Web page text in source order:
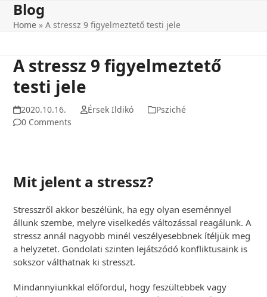
SkipBlog
Home »A stressz 9 figyelmeztető testi jele
A stressz 9 figyelmeztető
testi jele
2020.10.16. Érsek Ildikó
Psziché
0 Comments
Mit jelent a stressz?
Stresszről akkor beszélünk, ha egy olyan eseménnyel
állunk szembe, melyre viselkedés változással reagálunk. A
stressz annál nagyobb minél veszélyesebbnek ítéljük meg
a helyzetet. Gondolati szinten lejátszódó konfliktusaink is
sokszor válthatnak ki stresszt.
Mindannyiunkkal előfordul, hogy feszültebbek vagy